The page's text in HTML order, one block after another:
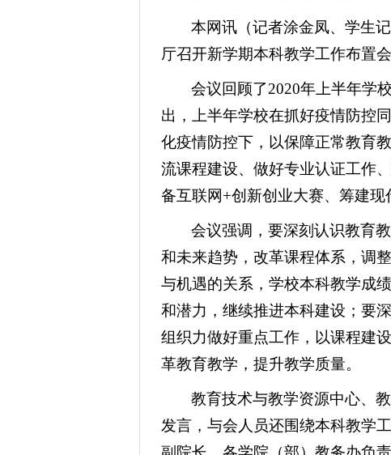
本网讯（记者涂金凤、学生
厅召开新学期本科教学工作布置
会议回顾了2020年上半年学
出，上半年学校在抓好疫情防控
化疫情防控下，以保障正常教育
流课程建设、做好专业认证工作
备互联网+创新创业大赛、筹建现
会议强调，要深刻认识教育
和未来趋势，改革课程体系，调
与机遇的关系，学校本科教学成
和潜力，继续推进本科建设；要
组织力做好重点工作，以课程建
革教育教学，提升教学质量。
教育技术与教学资源中心、
发言，与会人员还围绕本科教学